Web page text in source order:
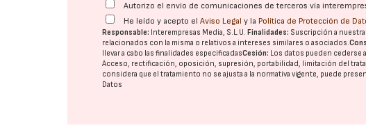
Autorizo el envío de comunicaciones de terceros vía
He leído y acepto elAviso Legal y la Política de Protección de
Responsable: Interempresas Media, S.L.U. Finalidades: Suscripción a
relacionados con la misma o relativos a intereses similares o asociados.
llevar a cabo las finalidades especificadasCesión: Los datos pueden cederse
Acceso, rectificación, oposición, supresión, portabilidad, limitación del
considera que el tratamiento no se ajusta a la normativa vigente, puede
Datos